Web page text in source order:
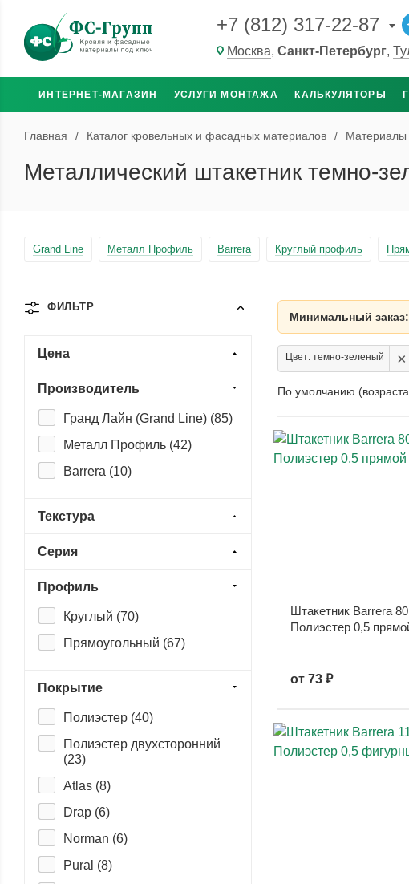
+7 (812) 317-22-87
Москва, Санкт-Петербург,
ИНТЕРНЕТ-МАГАЗИН УСЛУГИ МОНТАЖА КАЛЬКУЛЯТОРЫ
Главная / Каталог кровельных и фасадных материалов / Материалы
Металлический штакетник темно-
Grand Line Металл Профиль Barrera Круглый профиль
Минимальный заказ:
Цвет: темно-зеленый ×
По умолчанию
Штакетник Barrera 80
Полиэстер 0,5
от 73 ₽
ФИЛЬТР
Цена
Производитель
Гранд Лайн (Grand Line) (85)
Металл Профиль (42)
Barrera (10)
Текстура
Серия
Профиль
Круглый (70)
Прямоугольный (67)
Покрытие
Полиэстер (40)
Полиэстер двухсторонний
(23)
Atlas (8)
Drap (6)
Norman (6)
Pural (8)